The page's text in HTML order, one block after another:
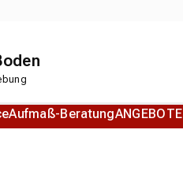
Aufmaß-BeratungANGEBOTE